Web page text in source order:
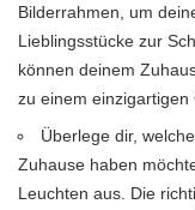
Bilderrahmen, um
Lieblingsstücke zur
können deinem
zu einem einzigartigen
Überlege dir,
Zuhause haben
Leuchten aus. Die